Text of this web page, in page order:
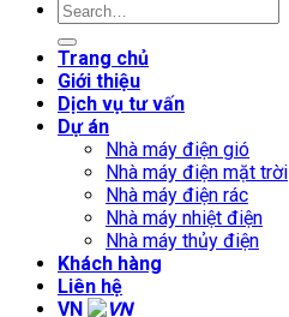
Trang chủ
Giới thiệu
Dịch vụ tư vấn
Dự án
Nhà máy điện gió
Nhà máy điện mặt trời
Nhà máy điện rác
Nhà máy nhiệt điện
Nhà máy thủy điện
Khách hàng
Liên hệ
VN